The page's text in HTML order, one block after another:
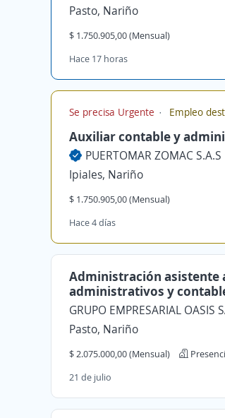
Pasto, Nariño
$ 1.750.905,00 (Mensual)
Hace 17 horas
Se precisa Urgente Empleo
Auxiliar contable y
PUERTOMAR ZOMAC S.A.S
Ipiales, Nariño
$ 1.750.905,00 (Mensual)
Hace 4 días
Administración asistente
administrativos y
GRUPO EMPRESARIAL OASIS
Pasto, Nariño
$ 2.075.000,00 (Mensual)
21 de julio